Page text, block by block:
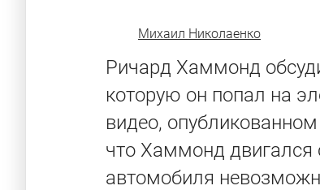
Михаил Николаенко
Ричард Хаммонд
которую он попал на
видео,
что Хаммонд двигался
автомобиля